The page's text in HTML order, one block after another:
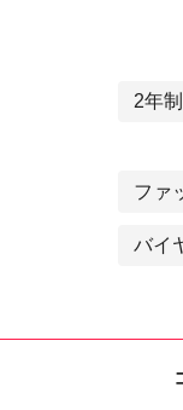
2年制
ファ
バイ